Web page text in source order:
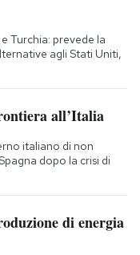
Turchia: prevede la
agli Stati Uniti,
all’Italia
italiano di non
dopo la crisi di
di energia